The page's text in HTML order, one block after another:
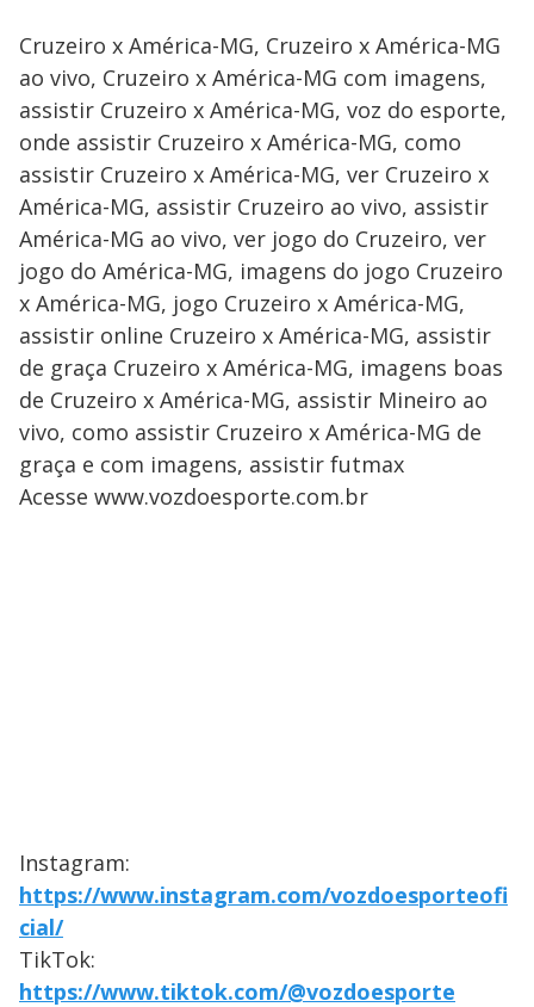
Cruzeiro x América-MG, Cruzeiro x América-MG
ao vivo, Cruzeiro x América-MG com imagens,
assistir Cruzeiro x América-MG, voz do esporte,
onde assistir Cruzeiro x América-MG, como
assistir Cruzeiro x América-MG, ver Cruzeiro x
América-MG, assistir Cruzeiro ao vivo, assistir
América-MG ao vivo, ver jogo do Cruzeiro, ver
jogo do América-MG, imagens do jogo Cruzeiro
x América-MG, jogo Cruzeiro x América-MG,
assistir online Cruzeiro x América-MG, assistir
de graça Cruzeiro x América-MG, imagens boas
de Cruzeiro x América-MG, assistir Mineiro ao
vivo, como assistir Cruzeiro x América-MG de
graça e com imagens, assistir futmax
Acesse www.vozdoesporte.com.br
Instagram:
https://www.instagram.com/vozdoesporteofi
cial/
TikTok:
https://www.tiktok.com/@vozdoesporte